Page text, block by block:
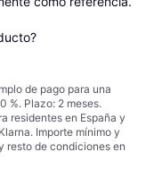
de pago para una
%. Plazo: 2 meses.
residentes en España y
Importe mínimo y
resto de condiciones en